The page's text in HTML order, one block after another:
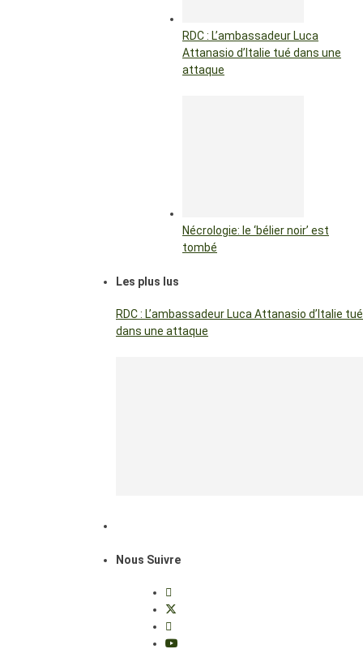
RDC : L’ambassadeur Luca
Attanasio d’Italie tué dans une
attaque
Nécrologie: le ‘bélier noir’ est
tombé
Les plus lus
RDC : L’ambassadeur Luca Attanasio d’Italie tué
dans une attaque
Nous Suivre